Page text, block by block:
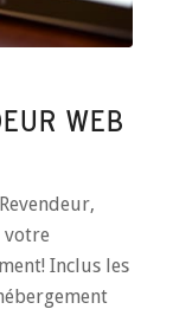
WEB
votre
Inclus les